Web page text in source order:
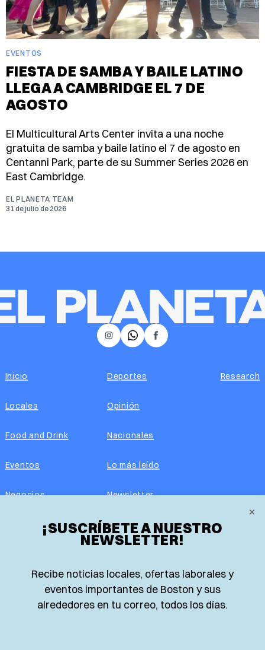
EVENTOS
FIESTA DE SAMBA Y BAILE LATINO
LLEGA A CAMBRIDGE EL 7 DE
AGOSTO
El Multicultural Arts Center invita a una noche
gratuita de samba y baile latino el 7 de agosto en
Centanni Park, parte de su Summer Series 2026 en
East Cambridge.
EL PLANETA TEAM
31 de julio de 2026
×
¡SUSCRÍBETE A NUESTRO
NEWSLETTER!
Recibe noticias locales, ofertas laborales y
eventos importantes de Boston y sus
alrededores en tu correo, todos los días.
𝕏 Facebook
Instagram
Inicio
Locales
Food and Drink
Eventos
Negocios
Real Estate
Guía de Recursos
Deportes
Opinión
Nacionales
Lo más leído
Newsletter
Edición impresa
Advertise with us
Research